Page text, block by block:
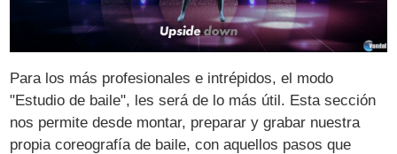
Para los más profesionales e intrépidos, el modo
"Estudio de baile", les será de lo más útil. Esta sección
nos permite desde montar, preparar y grabar nuestra
propia coreografía de baile, con aquellos pasos que